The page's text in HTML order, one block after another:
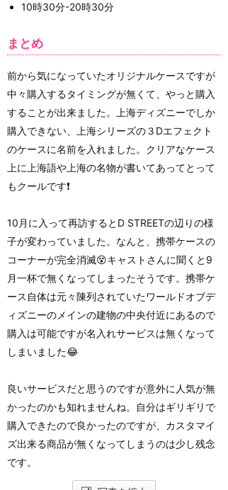
10時30分-20時30分
まとめ
前から気になっていたオリジナルケースですが
中々購入するタイミングが無くて、やっと購入
することが出来ました。上海ディズニーでしか
購入できない、上海シリーズの３Dエフェクト
のケースに名前を入れました。クリアなケース
上に上海語や上海の名物が書いてあってとって
もクールです❗️
10月に入って再訪するとD STREETの辺りの様
子が変わっていました。なんと、携帯ケースの
コーナーが完全消滅😵キャストさんに聞くと9
月一杯で無くなってしまったそうです。携帯ケ
ース自体は元々陳列されていたワールドオブデ
ィズニーのメインの建物の中央付近にあるので
購入は可能ですが名入れサービスは無くなって
しまいました😂
良いサービスだと思うのですが意外に人気が無
かったのかも知れませんね。自分はギリギリで
購入できたので良かったのですが、カスタマイ
ズ出来る商品が無くなってしまうのは少し残念
です。